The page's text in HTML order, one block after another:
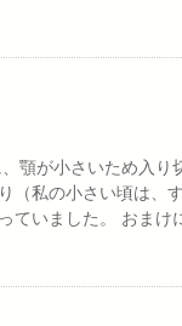
顎が小さいため入り
（私の小さい頃は、
ていました。 おまけ